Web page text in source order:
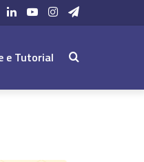
Telegram
Instagram
YouTube
LinkedIn
e Tutorial Cerca: